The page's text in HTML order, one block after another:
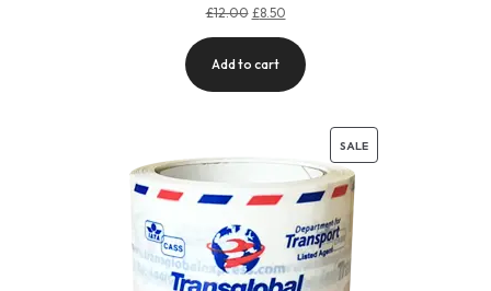
£12.00 £8.50
Add to cart
SALE